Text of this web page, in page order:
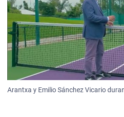
Arantxa y Emilio Sánchez Vicario